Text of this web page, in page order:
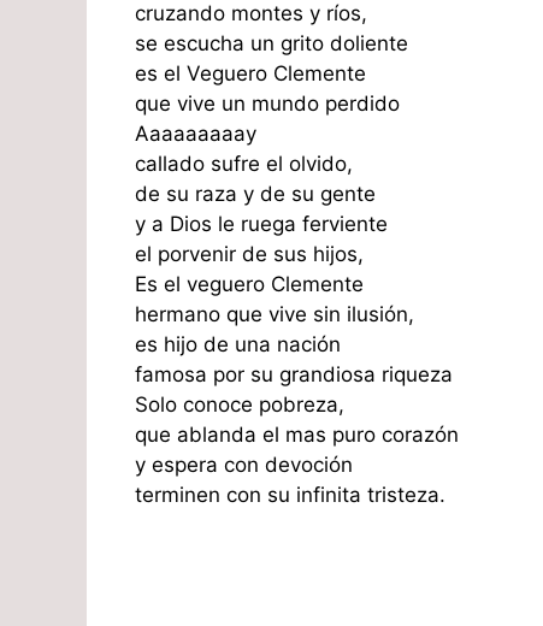
cruzando montes y ríos,
se escucha un grito doliente
es el Veguero Clemente
que vive un mundo perdido
Aaaaaaaaay
callado sufre el olvido,
de su raza y de su gente
y a Dios le ruega ferviente
el porvenir de sus hijos,
Es el veguero Clemente
hermano que vive sin ilusión,
es hijo de una nación
famosa por su grandiosa riqueza
Solo conoce pobreza,
que ablanda el mas puro corazón
y espera con devoción
terminen con su infinita tristeza.